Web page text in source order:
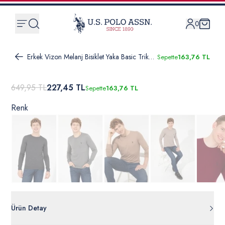
0
Erkek Vizon Melanj Bisiklet Yaka Basic Triko Kazak Sepette163,76 TL
649,95 TL227,45 TLSepette163,76 TL
Renk
Ürün Detay